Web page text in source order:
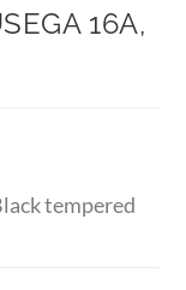
16A,
tempered